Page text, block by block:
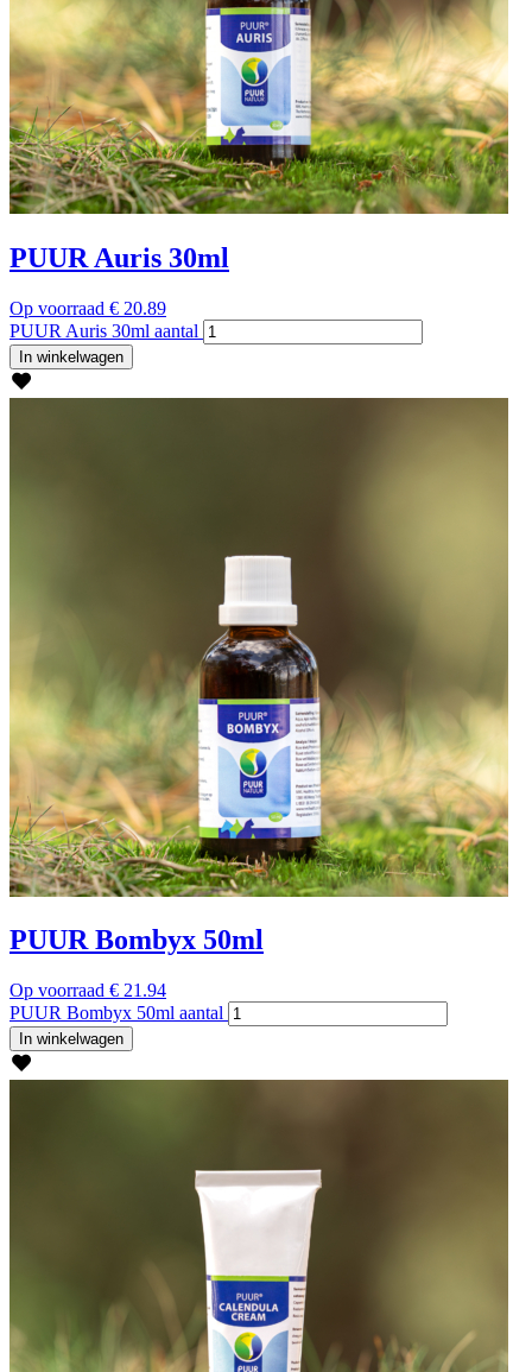
PUUR Auris 30ml
Op voorraad € 20.89
PUUR Auris 30ml aantal
In winkelwagen
PUUR Bombyx 50ml
Op voorraad € 21.94
PUUR Bombyx 50ml aantal
In winkelwagen